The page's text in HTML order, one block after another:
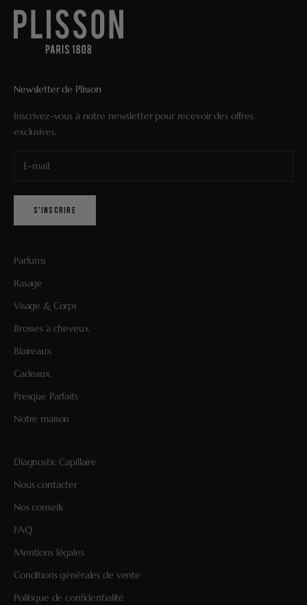
Newsletter de Plisson
Inscrivez-vous à notre newsletter pour recevoir des offres
exclusives.
S'INSCRIRE
Parfums
Rasage
Visage & Corps
Brosses à cheveux
Blaireaux
Cadeaux
Presque Parfaits
Notre maison
Diagnostic Capillaire
Nous contacter
Nos conseils
FAQ
Mentions légales
Conditions générales de vente
Politique de confidentialité